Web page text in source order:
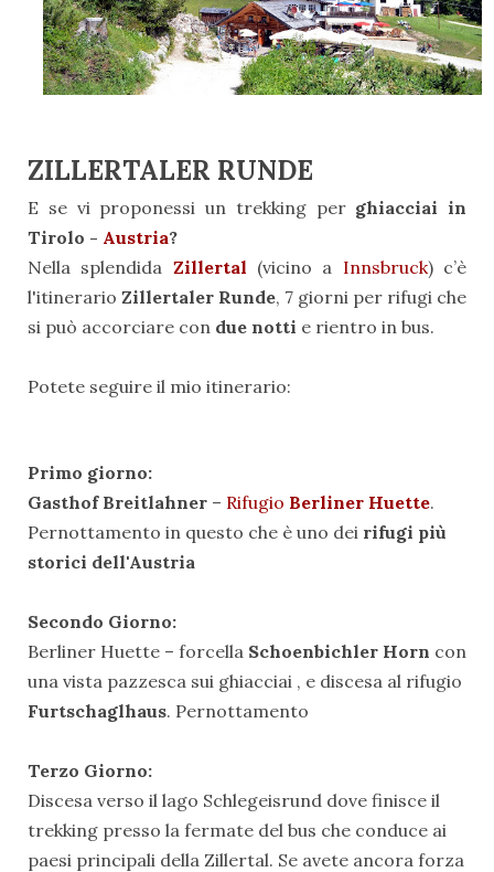
ZILLERTALER RUNDE
E se vi proponessi un trekking per ghiacciai in
Tirolo - Austria?
Nella splendida Zillertal (vicino a Innsbruck) c’è
l'itinerario Zillertaler Runde, 7 giorni per rifugi che
si può accorciare con due notti e rientro in bus.
Potete seguire il mio itinerario:
Primo giorno:
Gasthof Breitlahner – Rifugio Berliner Huette.
Pernottamento in questo che è uno dei rifugi più
storici dell'Austria
Secondo Giorno:
Berliner Huette – forcella Schoenbichler Horn con
una vista pazzesca sui ghiacciai , e discesa al rifugio
Furtschaglhaus. Pernottamento
Terzo Giorno:
Discesa verso il lago Schlegeisrund dove finisce il
trekking presso la fermate del bus che conduce ai
paesi principali della Zillertal. Se avete ancora forza